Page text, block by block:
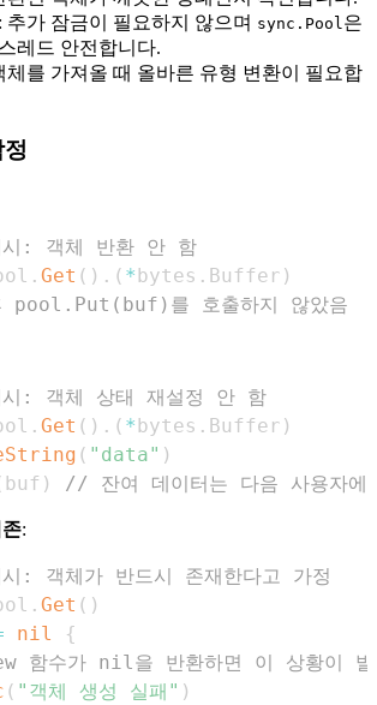
: 추가 잠금이 필요하지 않으며 sync.Pool은
레드 안전합니다.
체를 가져올 때 올바른 유형 변환이 필요합
: 객체 반환 안 함
. Get ( ) . ( *bytes . Buffer )
를 호출하지 않았음
: 객체 상태 재설정 안 함
. Get ( ) . ( *bytes . Buffer )
( "data" )
buf ) // 잔여 데이터는 다음 사용자에
:
: 객체가 반드시 존재한다고 가정
. Get ( )
nil
{
함수가 nil을 반환하면 이 상황이 발
( "객체 생성 실패" )